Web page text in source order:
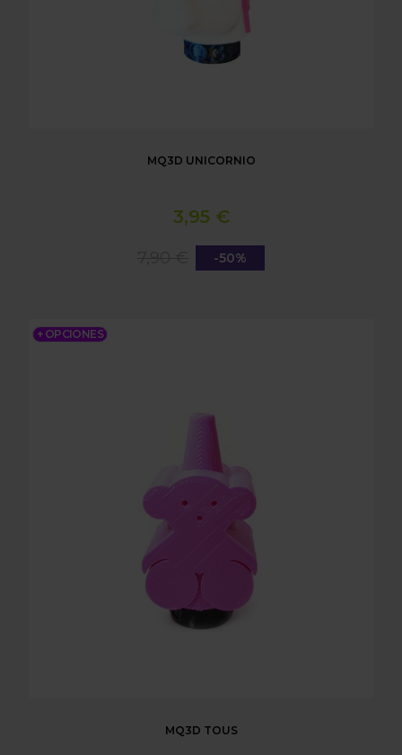
MQ3D UNICORNIO
3,95 €
-50%
+ OPCIONES
MQ3D TOUS
MQ3D TOUS